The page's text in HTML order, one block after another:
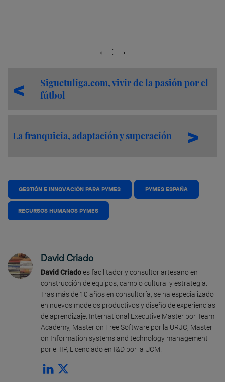
Siguetuliga.com, vivir de la pasión por el
fútbol
La franquicia, adaptación y superación
GESTIÓN E INNOVACIÓN PARA PYMES PYMES ESPAÑA
RECURSOS HUMANOS PYMES
David Criado
David Criadoes facilitador y consultor artesano en
construcción de equipos, cambio cultural y estrategia.
Tras más de 10 años en consultoría, se ha especializado
en nuevos modelos productivos y diseño de experiencias
de aprendizaje. International Executive Master por Team
Academy, Master on Free Software por la URJC, Master
on Information systems and technology management
por el IIP, Licenciado en I&D por la UCM.